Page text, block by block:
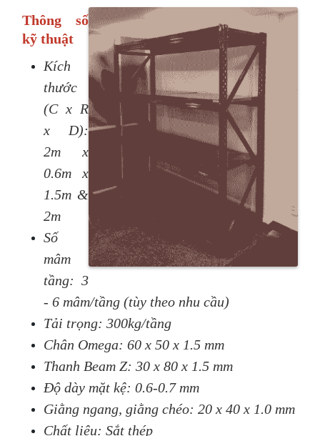
Thông số
kỹ thuật
Kích
thước
(C x R
x D):
2m x
0.6m x
1.5m &
2m
Số
mâm
tầng: 3
- 6 mâm/tầng (tùy theo nhu cầu)
Tải trọng: 300kg/tầng
Chân Omega: 60 x 50 x 1.5 mm
Thanh Beam Z: 30 x 80 x 1.5 mm
Độ dày mặt kệ:0.6-0.7 mm
Giằng ngang,giằngchéo: 20 x 40 x 1.0 mm
Chất liệu: Sắt thép